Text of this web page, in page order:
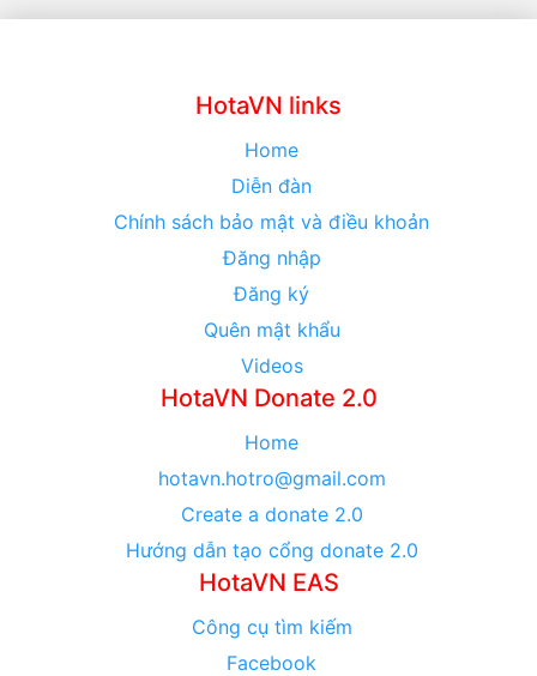
HotaVN links
Home
Diễn đàn
Chính sách bảo mật và điều khoản
Đăng nhập
Đăng ký
Quên mật khẩu
Videos
HotaVN Donate 2.0
Home
hotavn.hotro@gmail.com
Create a donate 2.0
Hướng dẫn tạo cổng donate 2.0
HotaVN EAS
Công cụ tìm kiếm
Facebook